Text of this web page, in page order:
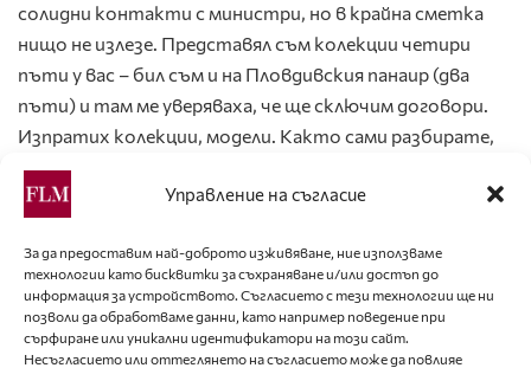
Управление на съгласие
За да предоставим най-доброто изживяване, ние използваме
технологии като бисквитки за съхраняване и/или достъп до
информация за устройството. Съгласието с тези технологии ще ни
позволи да обработваме данни, като например поведение при
сърфиране или уникални идентификатори на този сайт.
Несъгласието или оттеглянето на съгласието може да повлияе
солид­ни контакти с министри, но в крайна сметка
нищо не изле­зе. Представял съм колекции четири
пъти у вас – бил съм и на Пловдивския панаир (два
пъти) и там ме уверяваха, че ще сключим договори.
Изпратих колекции, модели. Както сами разбирате,
четири пъти е много и затова реших, че
правителството няма намерение да се занимава с
(досещате се за неизбежните разходи – за манекени,
изобщо за целия тураж), положих толкова усилия и…
впоследствие нищо не стана. Казах си, че очевидно
всичко ще пропадне. В другите страни – да речем –